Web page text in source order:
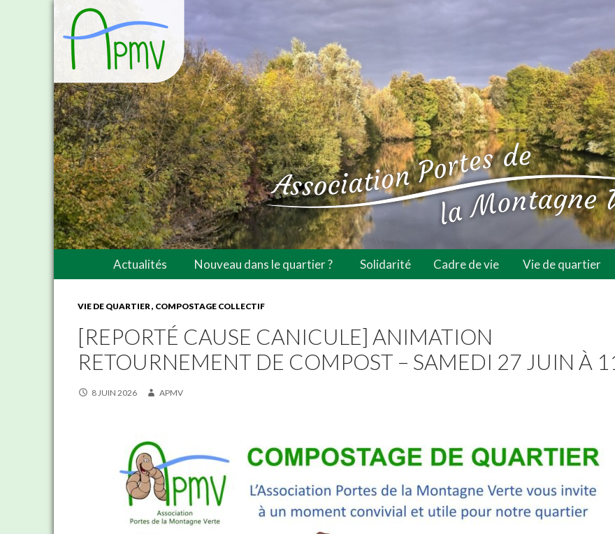
Actualités Nouveau dans le quartier ? Solidarité Cadre de vie Vie de quartier
VIE DE QUARTIER COMPOSTAGE COLLECTIF
[REPORTÉ CAUSE CANICULE] ANIMATION
RETOURNEMENT DE COMPOST – SAMEDI 27 JUIN À
8 JUIN 2026 APMV